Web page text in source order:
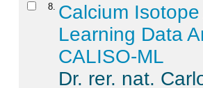
8 Calcium
Learning Data
CALISO-ML
Dr. rer. nat.